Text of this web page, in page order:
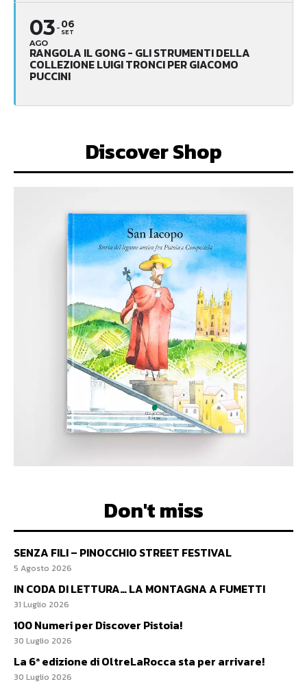
03
AGO
06
SET
RANGOLA IL GONG - GLI STRUMENTI DELLA
COLLEZIONE LUIGI TRONCI PER GIACOMO
PUCCINI
Discover Shop
Don't miss
SENZA FILI – PINOCCHIO STREET FESTIVAL
5 Agosto 2026
IN CODA DI LETTURA… LA MONTAGNA A FUMETTI
31 Luglio 2026
100 Numeri per Discover Pistoia!
30 Luglio 2026
La 6ª edizione di OltreLaRocca sta per arrivare!
30 Luglio 2026